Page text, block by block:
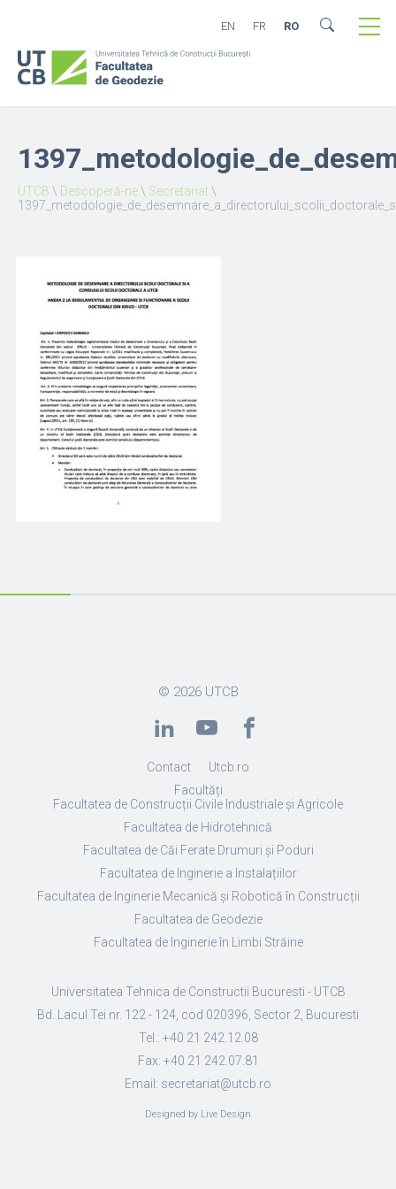
EN FR RO
UTCB \ Descoperă-ne\ Secretariat\
© 2026 UTCB
Contact
Utcb.ro
Facultăți
Facultatea de Construcții Civile Industriale și Agricole
Facultatea de Hidrotehnică
Facultatea de Căi Ferate Drumuri și Poduri
Facultatea de Inginerie a Instalațiilor
Facultatea de Inginerie Mecanică și Robotică în Construcții
Facultatea de Geodezie
Facultatea de Inginerie în Limbi Străine
Universitatea Tehnica de Constructii Bucuresti - UTCB
Bd. Lacul Tei nr. 122 - 124, cod 020396, Sector 2, Bucuresti
Tel.: +40 21 242.12.08
Fax: +40 21 242.07.81
Email: secretariat@utcb.ro
Designed by Live Design